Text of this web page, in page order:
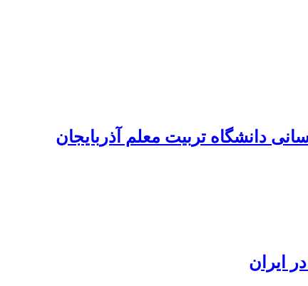
دانشگاه تربیت معلم آذربایجان